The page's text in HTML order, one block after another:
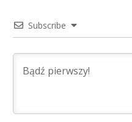
Subscribe